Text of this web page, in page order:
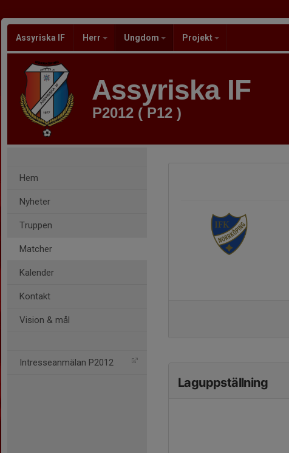
Assyriska IF Herr Ungdom Projekt
Assyriska IF
P2012 ( P12 )
Hem
Nyheter
Truppen
Matcher
Kalender
Kontakt
Vision & mål
Intresseanmälan P2012
Laguppställning